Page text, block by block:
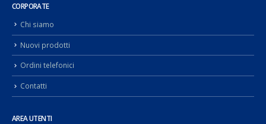
CORPORATE
Chi siamo
Nuovi prodotti
Ordini telefonici
Contatti
AREA UTENTI